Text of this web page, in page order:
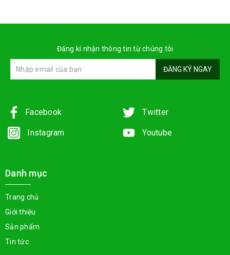
Đăng kí nhận thông tin từ chúng tôi
ĐĂNG KÝ NGAY
Facebook Twitter
Instagram Youtube
Danh mục
Trang chủ
Giới thiệu
Sản phẩm
Tin tức